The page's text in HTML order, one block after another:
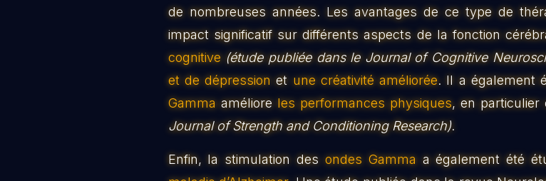
de nombreuses années. Les avantages de ce type de
impact significatif sur différents aspects de la fonction
cognitive (étude publiée dans le Journal of Cognitive
et de dépression et une créativité améliorée. Il a également
Gammaaméliore les performances physiques, en particulier
Journal of Strength and Conditioning Research).
Enfin, la stimulation des ondes Gammaa également été